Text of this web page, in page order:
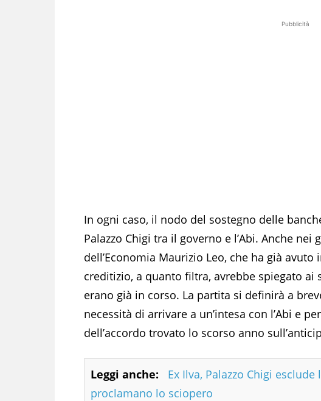
Pubblicità
In ogni caso, il nodo del sostegno delle
Palazzo Chigi tra il governo e l’Abi. Anche
dell’Economia Maurizio Leo, che ha già
creditizio, a quanto filtra, avrebbe spiegato
erano già in corso. La partita si definirà a
necessità di arrivare a un’intesa con l’Abi e
dell’accordo trovato lo scorso anno
Leggi anche:
Ex Ilva, Palazzo Chigi
proclamano lo sciopero